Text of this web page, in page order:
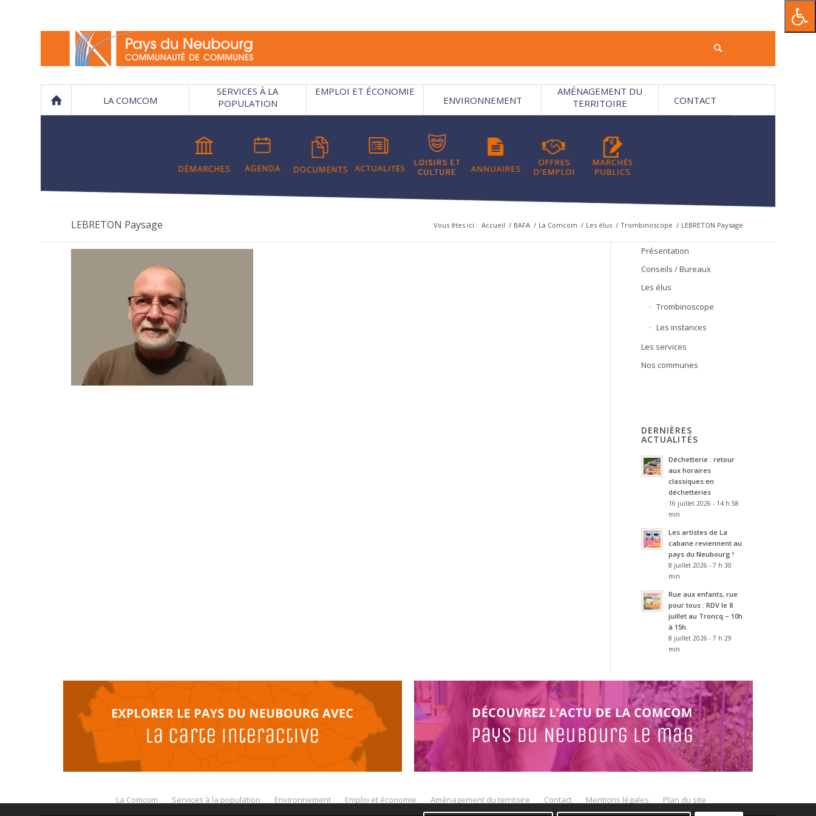
LA COMCOM
SERVICES À LA
POPULATION
EMPLOI ET ÉCONOMIE
ENVIRONNEMENT
AMÉNAGEMENT DU
TERRITOIRE
CONTACT
LEBRETON Paysage Vous êtes ici : Accueil / BAFA / La Comcom / Les élus / Trombinoscope / LEBRETON Paysage
Présentation
Conseils / Bureaux
Les élus
Trombinoscope
Les instances
Les services
Nos communes
DERNIÈRES
ACTUALITÉS
Déchetterie : retour
aux horaires
classiques en
déchetteries
16 juillet 2026 - 14 h 58
min
Les artistes de La
cabane reviennent au
pays du Neubourg !
8 juillet 2026 - 7 h 30
min
Rue aux enfants, rue
pour tous : RDV le 8
juillet au Troncq – 10h
à 15h.
8 juillet 2026 - 7 h 29
min
La Comcom Services à la population Environnement Emploi et économie Aménagement du territoire Contact Mentions légales Plan du site